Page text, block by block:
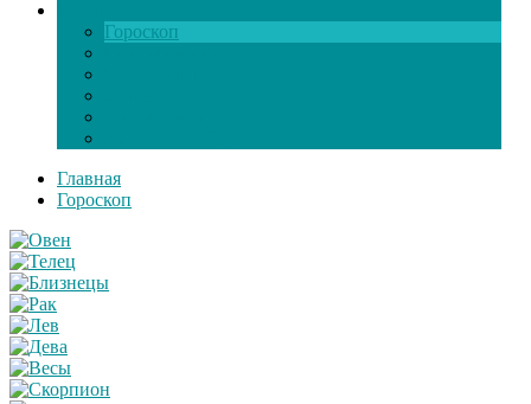
Гороскоп
Главная
Гороскоп